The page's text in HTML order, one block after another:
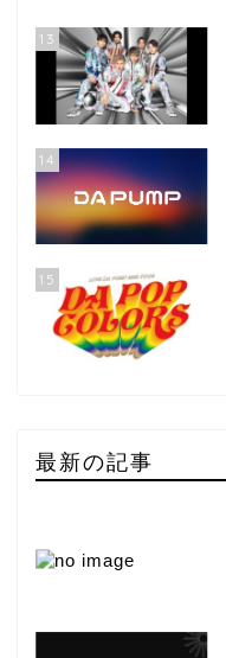
13
14
15
最新の記事